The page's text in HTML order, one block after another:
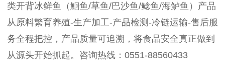
类开背冰鲜鱼（鮰鱼/草鱼/巴沙鱼/鲶鱼/海鲈鱼）产品
从原料繁育养殖-生产加工-产品检测-冷链运输-售后服
务全程把控，产品质量可追溯，将食品安全真正做到
从源头开始抓起。咨询热线：0551-88560433